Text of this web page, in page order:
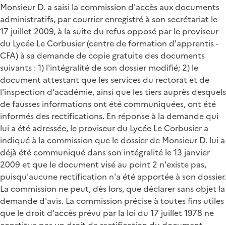
Monsieur D. a saisi la commission d'accès aux documents
administratifs, par courrier enregistré à son secrétariat le
17 juillet 2009, à la suite du refus opposé par le proviseur
du Lycée Le Corbusier (centre de formation d'apprentis -
CFA) à sa demande de copie gratuite des documents
suivants : 1) l'intégralité de son dossier modifié; 2) le
document attestant que les services du rectorat et de
l'inspection d'académie, ainsi que les tiers auprès desquels
de fausses informations ont été communiquées, ont été
informés des rectifications. En réponse à la demande qui
lui a été adressée, le proviseur du Lycée Le Corbusier a
indiqué à la commission que le dossier de Monsieur D. lui a
déjà été communiqué dans son intégralité le 13 janvier
2009 et que le document visé au point 2 n'existe pas,
puisqu'aucune rectification n'a été apportée à son dossier.
La commission ne peut, dès lors, que déclarer sans objet la
demande d'avis. La commission précise à toutes fins utiles
que le droit d'accès prévu par la loi du 17 juillet 1978 ne